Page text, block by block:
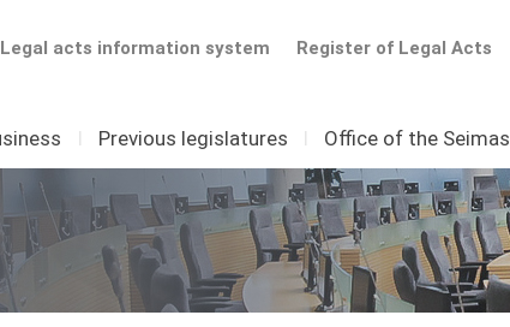
Register of Legal Acts
Legal acts information system
I Previous legislatures I Office of the Seimas